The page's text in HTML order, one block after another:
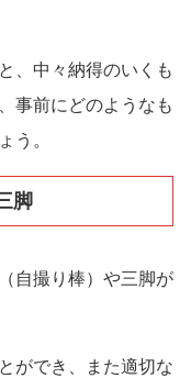
、中々納得のいくも
事前にどのようなも
う。
脚
自撮り棒）や三脚が
ができ、また適切な